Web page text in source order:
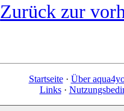
Zurück zur
Startseite· Über
Links·